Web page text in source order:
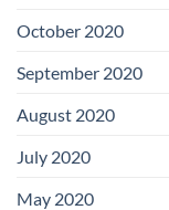
October 2020
September 2020
August 2020
July 2020
May 2020